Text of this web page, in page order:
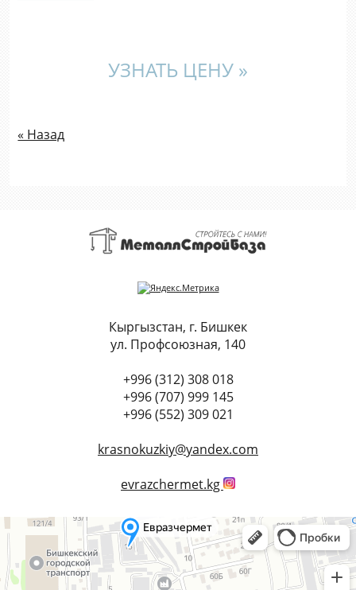
УЗНАТЬ ЦЕНУ »
« Назад
Кыргызстан, г. Бишкек
ул. Профсоюзная, 140
+996 (312) 308 018
+996 (707) 999 145
+996 (552) 309 021
krasnokuzkiy@yandex.com
evrazchermet.kg